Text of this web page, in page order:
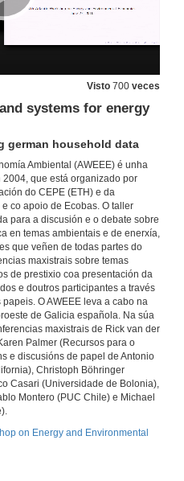
Visto 700 veces
systems for energy
german household data
Ambiental (AWEEE) é unha
que está organizado por
do CEPE (ETH) e da
co apoio de Ecobas. O taller
para a discusión e o debate sobre
en temas ambientais e de enerxía,
que veñen de todas partes do
maxistrais sobre temas
de prestixio coa presentación da
e doutros participantes a través
O AWEEE leva a cabo na
de Galicia española. Na súa
maxistrais de Rick van der
Palmer (Recursos para o
e discusións de papel de Antonio
Christoph Böhringer
Casari (Universidade de Bolonia),
Montero (PUC Chile) e Michael
on Energy and Environmental
de 2016
The Power of Mandatory Quality Disclosure
from the German Housing Mark
The Power of Mandatory Quality Disclosure. Round of questions
de 2016
The Adaptation of the US Residential Sector to Global Warming
Glachant's intervention
de 2016
The Adaptation of the US Residential Sector to Global Warming. Round of questions
de 2016
Transient and Persistent efficiency in residential electricity consumption in Switzerland and the role of energy literacy and energy saving behaviour
intervention
de 2016